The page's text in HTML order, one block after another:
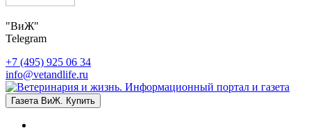
"ВиЖ"
Telegram
+7 (495) 925 06 34
info@vetandlife.ru
Газета ВиЖ. Купить